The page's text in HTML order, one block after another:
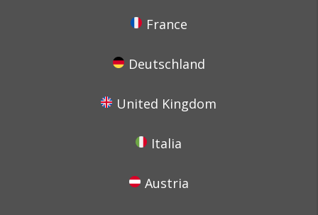
France
Deutschland
United Kingdom
Italia
Austria